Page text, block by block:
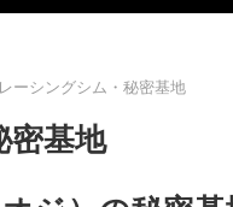
レーシングシム・秘密基地
密基地